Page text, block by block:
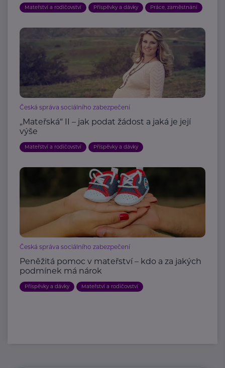
Mateřství a rodičovství Příspěvky a dávky Práce, zaměstnání
Česká správa sociálního zabezpečení
„Mateřská“ II – jak podat žádost a jaká je její
výše
Mateřství a rodičovství Příspěvky a dávky
Česká správa sociálního zabezpečení
Peněžitá pomoc v mateřství – kdo a za jakých
podmínek má nárok
Příspěvky a dávky Mateřství a rodičovství